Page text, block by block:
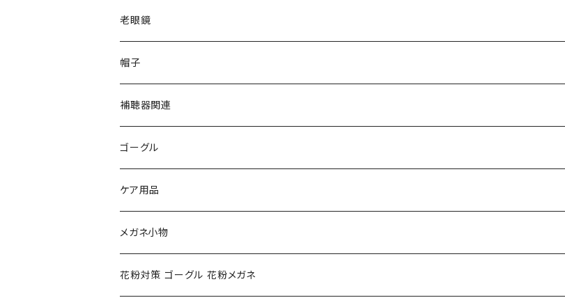
VivienneWestwood ヴィヴィアン
PAGE BOY ページボーイ
フルラ FURLA
トムフォード TOM FORD
NIKE ナイキ
クロエ chloe
ポリス POLICE
gucci グッチ
VivienneWestwood ヴィヴィアン
FURLA フルラ
トムフォード TOM FORD
Oakley オークリー
renoma レノマ
RODEN STOCK ローデンストック
老眼鏡
エッシェンバッハ Eschenbach
PORSCHE DESIGN ポルシェデザイン
ルーペ
帽子
補聴器関連
ゴーグル
アックス AXE
花粉対策ゴーグル
度つき対応ゴーグル
ケア用品
メガネ小物
花粉対策 ゴーグル 花粉メガネ